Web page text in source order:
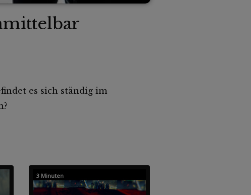
es sich ständig im
3 Minuten